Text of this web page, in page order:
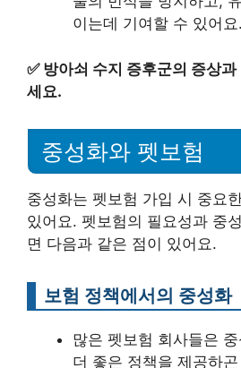
이는데 기여할 수 있어요.
✅ 방아쇠 수지 증후군의 증상
세요.
중성화와 펫보험
중성화는 펫보험 가입 시 중요
있어요. 펫보험의 필요성과 중
면 다음과 같은 점이 있어요.
보험 정책에서의 중성화
많은 펫보험 회사들은
더 좋은 정책을 제공하